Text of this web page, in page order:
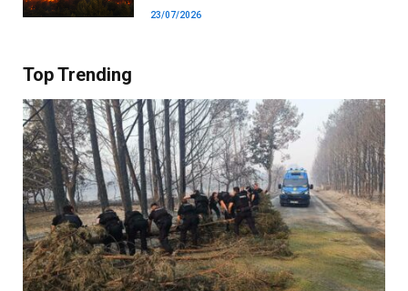
23/07/2026
Top Trending